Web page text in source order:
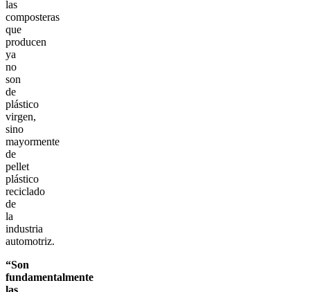
las
composteras
que
producen
ya
no
son
de
plástico
virgen,
sino
mayormente
de
pellet
plástico
reciclado
de
la
industria
automotriz.
“Son
fundamentalmente